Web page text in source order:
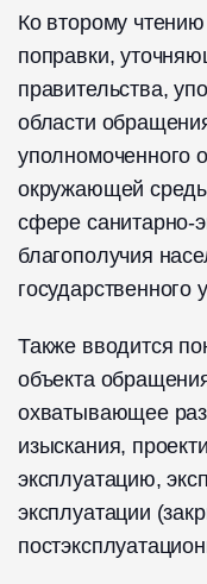
Ко второму
поправки,
правительства,
области
уполномоченного
окружающей
сфере санитарно-
благополучия
государственного
Также вводится
объекта
охватывающее
изыскания,
эксплуатацию,
эксплуатации